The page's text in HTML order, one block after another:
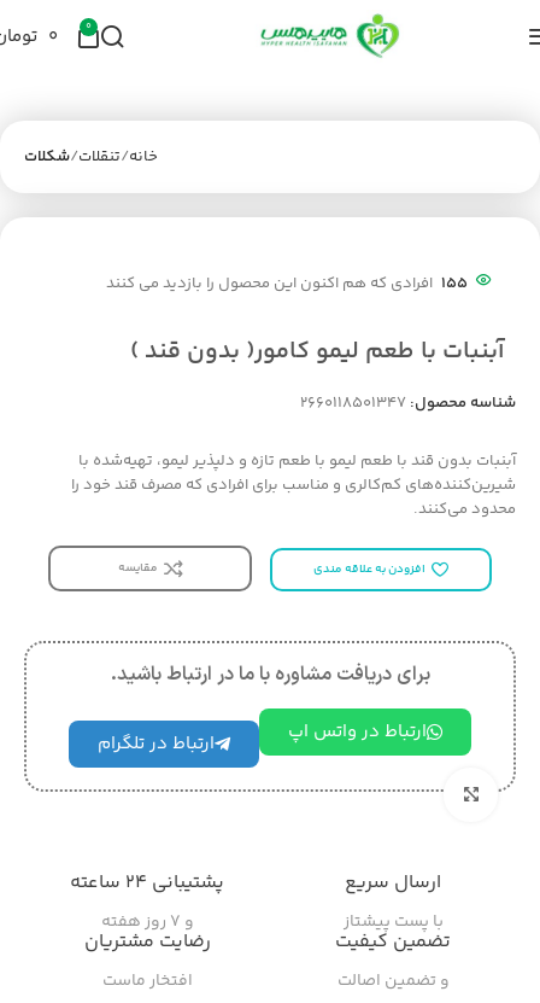
0 ۰
خانه تنقلات شکلات
155 افرادی که هم اکنون این محصول را بازدید می کنند
آبنبات با طعم لیمو کامور( بدون قند )
شناسه محصول: 2660118501347
آبنبات بدون قند با طعم لیمو با طعم تازه و دلپذیر لیمو، تهیه‌شده با
شیرین‌کننده‌های کم‌کالری و مناسب برای افرادی که مصرف قند خود را
محدود می‌کنند.
افزودن به علاقه مندی مقایسه
برای دریافت مشاوره با ما در ارتباط باشید.
ارتباط در واتس اپ ارتباط در تلگرام
بزرگنمایی تصویر
ارسال سریع
با پست پیشتاز
پشتیبانی ۲۴ ساعته
و ۷ روز هفته
تضمین کیفیت
و تضمین اصالت
رضایت مشتریان
افتخار ماست